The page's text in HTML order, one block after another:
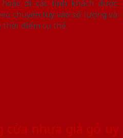
đi các tỉnh khách được
chuyến tùy vào số lượng và
thời điểm cụ thể.
cửa nhựa giả gỗ uy